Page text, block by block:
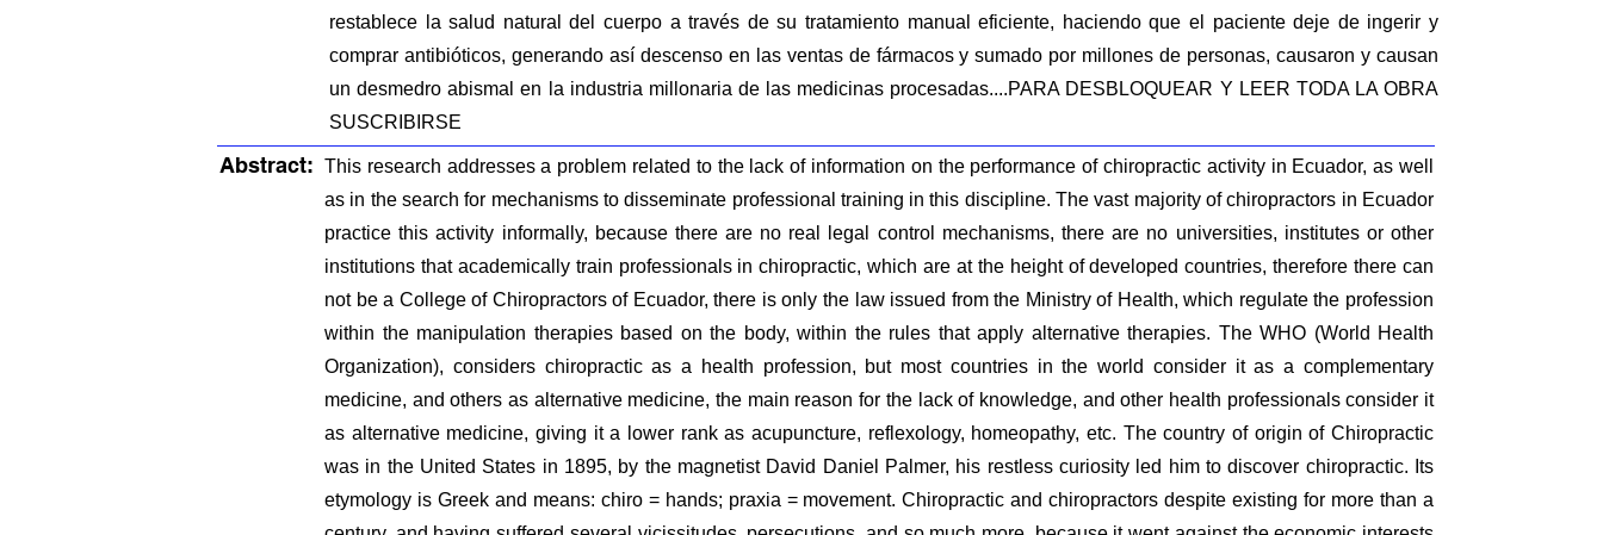
restablece la salud natural del cuerpo a través de su tratamiento manual eficiente, haciendo que el paciente deje de ingerir y
comprar antibióticos, generando así descenso en las ventas de fármacos y sumado por millones de personas, causaron y causan
un desmedro abismal en la industria millonaria de las medicinas procesadas....PARA DESBLOQUEAR Y LEER TODA LA OBRA
SUSCRIBIRSE
This research addresses a problem related to the lack of information on the performance of chiropractic activity in Ecuador, as well
as in the search for mechanisms to disseminate professional training in this discipline. The vast majority of chiropractors in Ecuador
practice this activity informally, because there are no real legal control mechanisms, there are no universities, institutes or other
institutions that academically train professionals in chiropractic, which are at the height of developed countries, therefore there can
not be a College of Chiropractors of Ecuador, there is only the law issued from the Ministry of Health, which regulate the profession
within the manipulation therapies based on the body, within the rules that apply alternative therapies. The WHO (World Health
Organization), considers chiropractic as a health profession, but most countries in the world consider it as a complementary
medicine, and others as alternative medicine, the main reason for the lack of knowledge, and other health professionals consider it
as alternative medicine, giving it a lower rank as acupuncture, reflexology, homeopathy, etc. The country of origin of Chiropractic
was in the United States in 1895, by the magnetist David Daniel Palmer, his restless curiosity led him to discover chiropractic. Its
etymology is Greek and means: chiro = hands; praxia = movement. Chiropractic and chiropractors despite existing for more than a
Abstract: